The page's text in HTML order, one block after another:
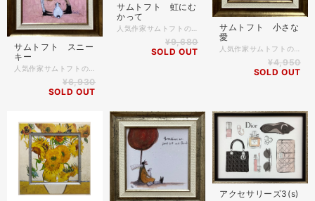
サムトフト スニー
キー
¥6,930
SOLD OUT
サムトフト 虹にむ
かって
¥9,680
SOLD OUT
サムトフト 小さな
愛
¥4,950
SOLD OUT
アクセサリーズ3(s)